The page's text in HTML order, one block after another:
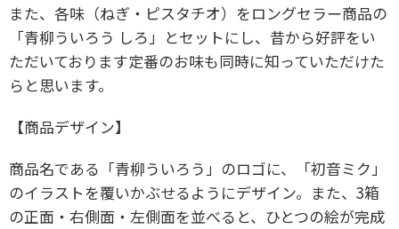
また、各味（ねぎ・ピスタチオ）をロングセラー商品の
「青柳ういろう しろ」とセットにし、昔から好評をい
ただいております定番のお味も同時に知っていただけた
らと思います。
【商品デザイン】
商品名である「青柳ういろう」のロゴに、「初音ミク」
のイラストを覆いかぶせるようにデザイン。また、3箱
の正面・右側面・左側面を並べると、ひとつの絵が完成